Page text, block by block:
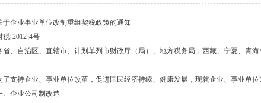
业事业单位改制重组契税政策的通知
[2012]4号
自治区、直辖市、计划单列市财政厅（局）、地方税务局，西藏、宁夏、青海
持企业、事业单位改革，促进国民经济持续、健康发展，现就企业、事业单位
企业公司制改造